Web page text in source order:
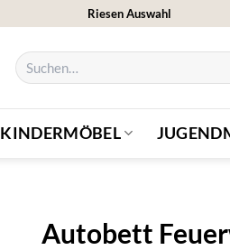
Riesen Auswahl
Suchen
nach:
KINDERMÖBEL
Autobett